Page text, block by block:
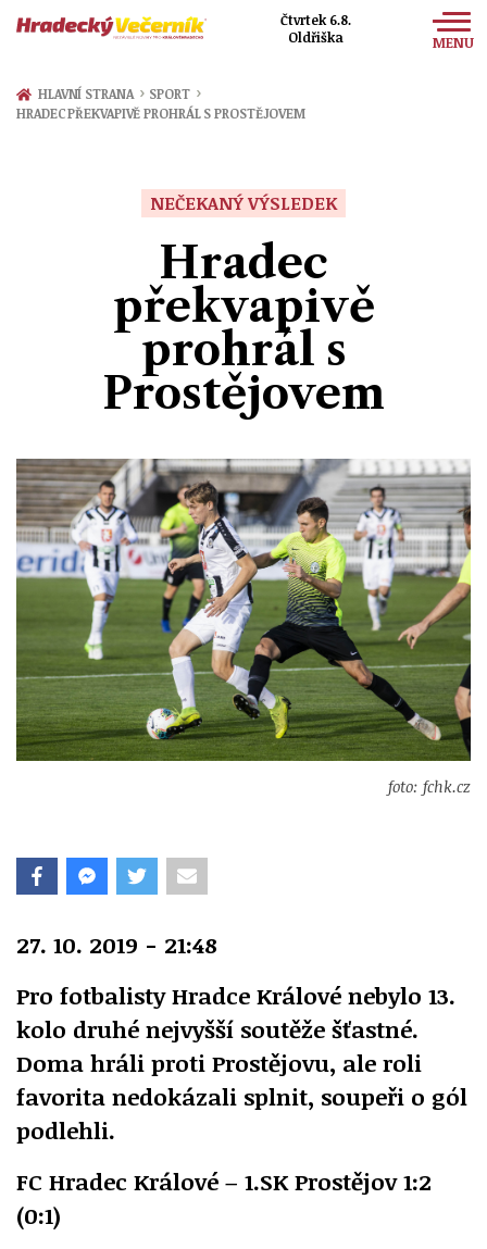
Čtvrtek 6.8.
Oldřiška
MENU
Zprávy
HLAVNÍ STRANA › SPORT ›
HRADEC PŘEKVAPIVĚ PROHRÁL S PROSTĚJOVEM
NEČEKANÝ VÝSLEDEK
Hradec
překvapivě
prohrál s
Prostějovem
foto: fchk.cz
27. 10. 2019 - 21:48
Pro fotbalisty Hradce Králové nebylo 13.
kolo druhé nejvyšší soutěže šťastné.
Doma hráli proti Prostějovu, ale roli
favorita nedokázali splnit, soupeři o gól
podlehli.
FC Hradec Králové – 1.SK Prostějov 1:2
(0:1)